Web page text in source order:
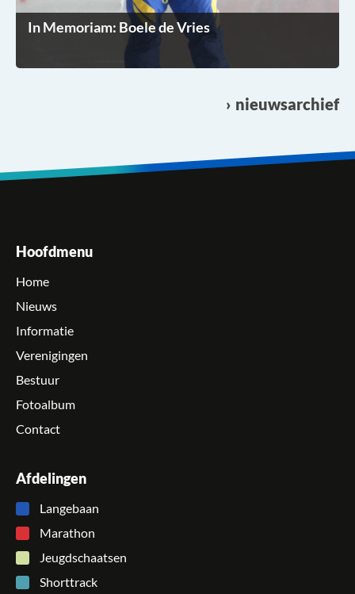
In Memoriam: Boele de Vries
nieuwsarchief
Hoofdmenu
Home
Nieuws
Informatie
Verenigingen
Bestuur
Fotoalbum
Contact
Afdelingen
Langebaan
Marathon
Jeugdschaatsen
Shorttrack